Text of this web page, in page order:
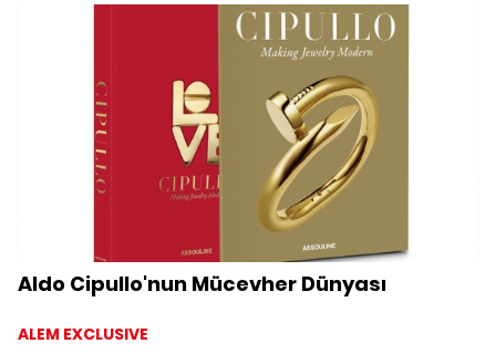
Aldo Cipullo'nun Mücevher Dünyası
ALEM EXCLUSIVE